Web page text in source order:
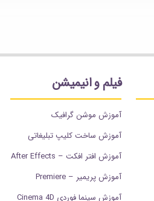
فیلم و انیمیشن
آموزش موشن گرافیک
آموزش ساخت کلیپ تبلیغاتی
آموزش افتر افکت – After Effects
آموزش پریمیر – Premiere
آموزش سینما فوردی Cinema 4D